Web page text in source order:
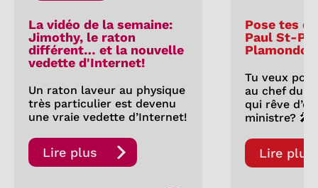
La vidéo de la semaine:
Jimothy, le raton
différent… et la nouvelle
vedette d'Internet!
Un raton laveur au physique
très particulier est devenu
une vraie vedette d’Internet!
Lire plus
Pose tes
Paul St-
Tu veux
au chef du
qui rêve
ministre? 🎤
Lire plus